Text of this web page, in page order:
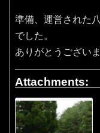
準備、運営された
でした。
ありがとうございま
Attachments: